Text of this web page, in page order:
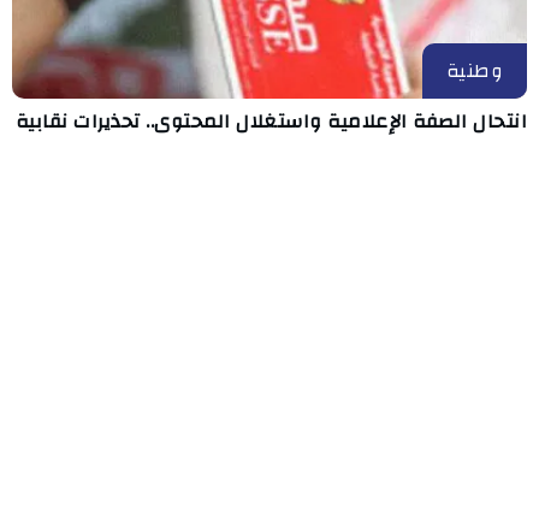
وطنية
انتحال الصفة الإعلامية واستغلال المحتوى.. تحذيرات نقابية